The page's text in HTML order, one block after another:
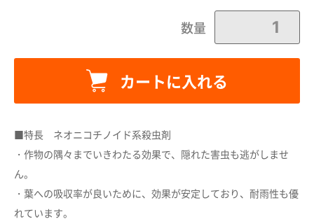
数量
カートに入れる
カートに追加しました。
カートへ進む
■特長 ネオニコチノイド系殺虫剤
・作物の隅々までいきわたる効果で、隠れた害虫も逃がしませ
ん。
・葉への吸収率が良いために、効果が安定しており、耐雨性も優
れています。